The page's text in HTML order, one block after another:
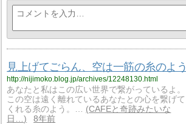
見上げてごらん、空は一筋の糸のよう
http://nijimoko.blog.jp/archives/12248130.html
あなたと私はこの広い世界で繋がっているよ。
この空は遠く離れているあなたとの心を繋げて
くれる糸のよう。…
CAFEと奇跡みたいな
日…
8年前